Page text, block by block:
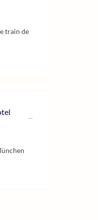
train de